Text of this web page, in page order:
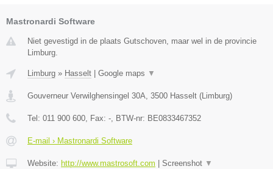
Mastronardi Software
Niet gevestigd in de plaats Gutschoven, maar wel in de provincie
Limburg.
Limburg » Hasselt Google maps ▼
Gouverneur Verwilghensingel 30A, 3500 Hasselt (Limburg)
Tel: 011 900 600, Fax: -, BTW-nr: BE0833467352
E-mail › Mastronardi Software
Website: http://www.mastrosoft.com Screenshot ▼